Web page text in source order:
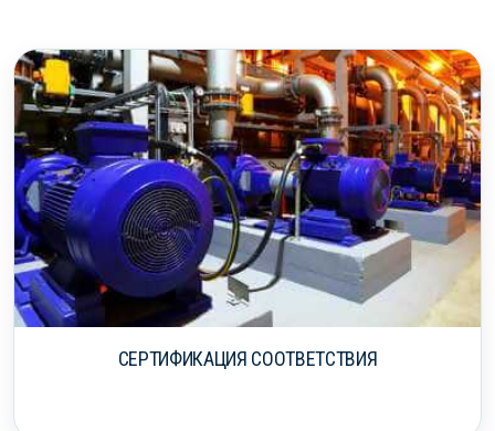
УЗНАЙТЕ ПОДРОБНЕЕ
СЕРТИФИКАЦИЯ СООТВЕТСТВИЯ